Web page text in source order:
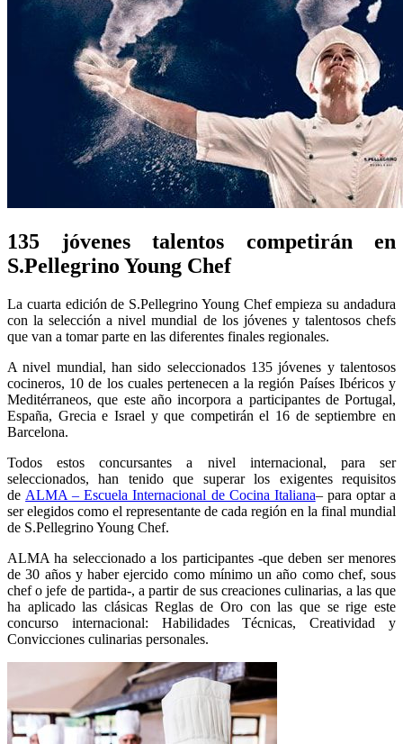
135 jóvenes talentos competirán en
S.Pellegrino Young Chef
La cuarta edición de S.Pellegrino Young Chef empieza su andadura
con la selección a nivel mundial de los jóvenes y talentosos chefs
que van a tomar parte en las diferentes finales regionales.
A nivel mundial, han sido seleccionados 135 jóvenes y talentosos
cocineros, 10 de los cuales pertenecen a la región Países Ibéricos y
Meditérraneos, que este año incorpora a participantes de Portugal,
España, Grecia e Israel y que competirán el 16 de septiembre en
Barcelona.
Todos estos concursantes a nivel internacional, para ser
seleccionados, han tenido que superar los exigentes requisitos
de ALMA – Escuela Internacional de Cocina Italiana– para optar a
ser elegidos como el representante de cada región en la final mundial
de S.Pellegrino Young Chef.
ALMA ha seleccionado a los participantes -que deben ser menores
de 30 años y haber ejercido como mínimo un año como chef, sous
chef o jefe de partida-, a partir de sus creaciones culinarias, a las que
ha aplicado las clásicas Reglas de Oro con las que se rige este
concurso internacional: Habilidades Técnicas, Creatividad y
Convicciones culinarias personales.